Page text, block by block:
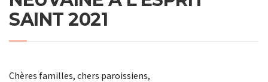
SAINT 2021
Chères familles, chers paroissiens,